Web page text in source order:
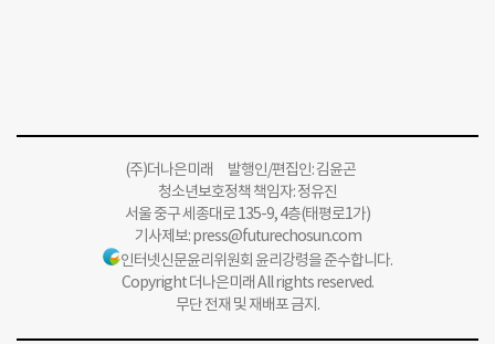
(주)더나은미래 발행인/편집인: 김윤곤
청소년보호정책 책임자: 정유진
서울 중구 세종대로 135-9, 4층(태평로1가)
기사제보:press@futurechosun.com
인터넷신문윤리위원회 윤리강령을 준수합니다.
Copyright 더나은미래 All rights reserved.
무단 전재 및 재배포 금지.